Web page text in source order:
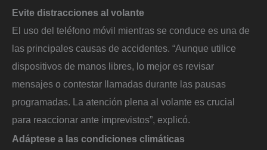
Evite distracciones al volante
El uso del teléfono móvil mientras se conduce es una de
las principales causas de accidentes. “Aunque utilice
dispositivos de manos libres, lo mejor es revisar
mensajes o contestar llamadas durante las pausas
programadas. La atención plena al volante es crucial
para reaccionar ante imprevistos”, explicó.
Adáptese a las condiciones climáticas